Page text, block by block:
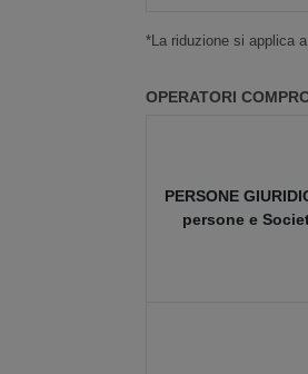
*La riduzione si applica
OPERATORI
PERSONE
persone e